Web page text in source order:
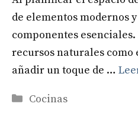
de elementos modernos
componentes
recursos naturales
añadir un toque de …
Categorías
Cocinas